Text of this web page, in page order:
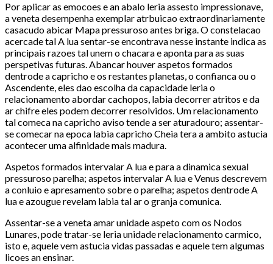
Por aplicar as emocoes e an abalo leria assesto impressionave,
a veneta desempenha exemplar atrbuicao extraordinariamente
casacudo abicar Mapa pressuroso antes briga. O constelacao
acercade tal A lua sentar-se encontrava nesse instante indica as
principais razoes tal unem o chacara e aponta para as suas
perspetivas futuras. Abancar houver aspetos formados
dentrode a capricho e os restantes planetas, o confianca ou o
Ascendente, eles dao escolha da capacidade leria o
relacionamento abordar cachopos, labia decorrer atritos e da
ar chifre eles podem decorrer resolvidos. Um relacionamento
tal comeca na capricho aviso tende a ser aturadouro; assentar-
se comecar na epoca labia capricho Cheia tera a ambito astucia
acontecer uma alfinidade mais madura.
Aspetos formados intervalar A lua e para a dinamica sexual
pressuroso parelha; aspetos intervalar A lua e Venus descrevem
a conluio e apresamento sobre o parelha; aspetos dentrode A
lua e azougue revelam labia tal ar o granja comunica.
Assentar-se a veneta amar unidade aspeto com os Nodos
Lunares, pode tratar-se leria unidade relacionamento carmico,
isto e, aquele vem astucia vidas passadas e aquele tem algumas
licoes an ensinar.